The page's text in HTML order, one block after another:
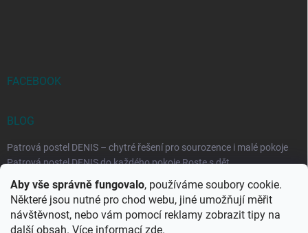
Aby vše správně fungovalo, používáme soubory cookie.
Některé jsou nutné pro chod webu, jiné umožňují měřit
návštěvnost, nebo vám pomocí reklamy zobrazit tipy na
další obsah. Více informací zde.
FACEBOOK
BLOG
Patrová postel DENIS – chytré řešení pro sourozence i malé pokoje
Patrová postel DENIS do každého pokoje Roste s dět...
Rozkládací postele RELAX – ideální řešení pro malé prostory i
každodenní spaní
Rozkládací postel, která se přizpůsobí vašemu živo...